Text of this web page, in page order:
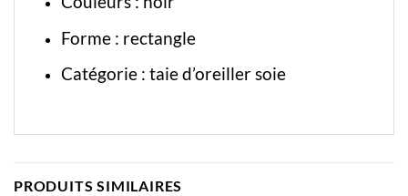
Forme : rectangle
Catégorie : taie d’oreiller soie
PRODUITS SIMILAIRES